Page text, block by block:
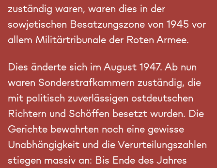
zuständig waren, waren dies in der
sowjetischen Besatzungszone von 1945 vor
allem Militärtribunale der Roten Armee.
Dies änderte sich im August 1947. Ab nun
waren Sonderstrafkammern zuständig, die
mit politisch zuverlässigen ostdeutschen
Richtern und Schöffen besetzt wurden. Die
Gerichte bewahrten noch eine gewisse
Unabhängigkeit und die Verurteilungszahlen
stiegen massiv an: Bis Ende des Jahres